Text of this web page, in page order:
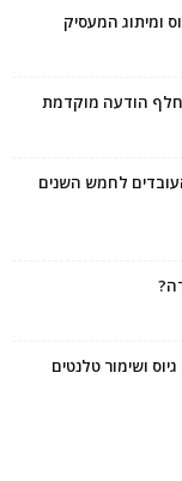
הודעה מוקדמת
לחמש השנים